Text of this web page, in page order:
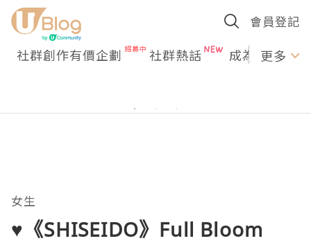
會員登記
社群創作有價企劃 社群熱話 成為U更多
女生
♥️《SHISEIDO》Full Bloom